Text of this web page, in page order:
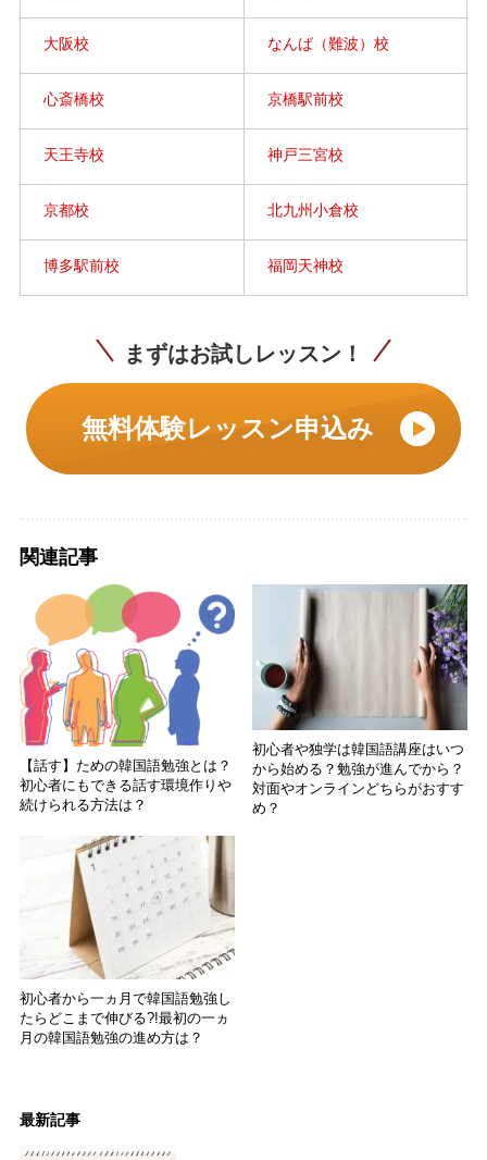
大阪校 なんば（難波）校
心斎橋校 京橋駅前校
天王寺校 神戸三宮校
京都校 北九州小倉校
博多駅前校 福岡天神校
まずはお試しレッスン！
無料体験レッスン申込み
関連記事
【話す】ための韓国語勉強とは？
初心者にもできる話す環境作りや
続けられる方法は？
初心者や独学は韓国語講座はいつ
から始める？勉強が進んでから？
対面やオンラインどちらがおすす
め？
初心者から一ヵ月で韓国語勉強し
たらどこまで伸びる?!最初の一ヵ
月の韓国語勉強の進め方は？
最新記事